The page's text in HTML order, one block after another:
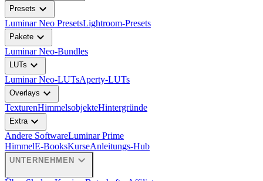
Presets expand_more
Luminar Neo PresetsLightroom-Presets
Pakete expand_more
Luminar Neo-Bundles
LUTs expand_more
Luminar Neo-LUTsAperty-LUTs
Overlays expand_more
TexturenHimmelsobjekteHintergründe
Extraexpand_more
Andere SoftwareLuminar Prime
HimmelE-BooksKurseAnleitungs-Hub
UNTERNEHMEN expand_more